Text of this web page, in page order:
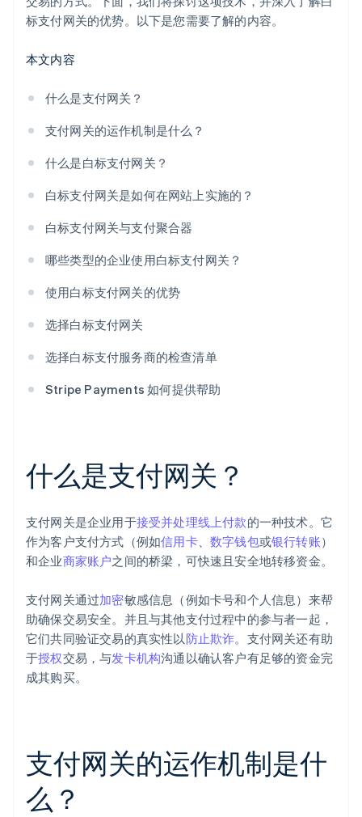
标支付网关的优势。以下是您需要了解的内容。
本文内容
什么是支付网关？
支付网关的运作机制是什么？
什么是白标支付网关？
白标支付网关是如何在网站上实施的？
白标支付网关与支付聚合器
哪些类型的企业使用白标支付网关？
使用白标支付网关的优势
选择白标支付网关
选择白标支付服务商的检查清单
Stripe Payments 如何提供帮助
什么是支付网关？
支付网关是企业用于接受并处理线上付款的一种技术。它
作为客户支付方式（例如信用卡、数字钱包或银行转账）
和企业商家账户之间的桥梁，可快速且安全地转移资金。
支付网关通过加密敏感信息（例如卡号和个人信息）来帮
助确保交易安全。并且与其他支付过程中的参与者一起，
它们共同验证交易的真实性以防止欺诈。支付网关还有助
于授权交易，与发卡机构沟通以确认客户有足够的资金完
成其购买。
支付网关的运作机制是什
么？